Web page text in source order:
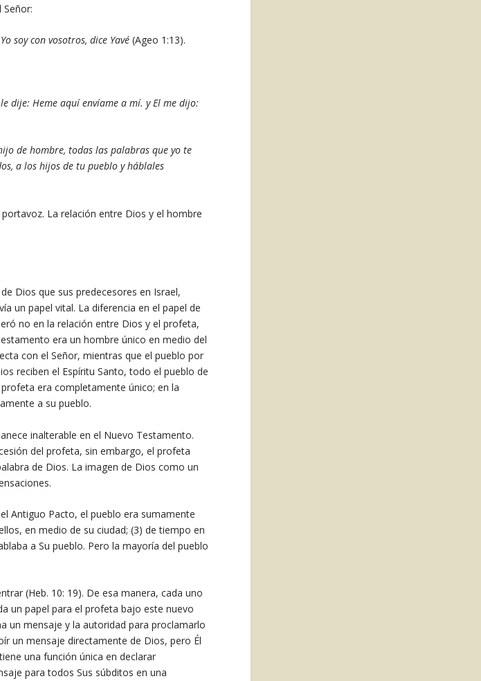
soy con vosotros, dice Yavé(Ageo 1:13).
dije: Heme aquí envíame a mí. y El me dijo:
de hombre, todas las palabras que yo te
a los hijos de tu pueblo y háblales
La relación entre Dios y el hombre
Dios que sus predecesores en Israel,
un papel vital. La diferencia en el papel de
no en la relación entre Dios y el profeta,
era un hombre único en medio del
con el Señor, mientras que el pueblo por
reciben el Espíritu Santo, todo el pueblo de
era completamente único; en la
a su pueblo.
inalterable en el Nuevo Testamento.
del profeta, sin embargo, el profeta
de Dios. La imagen de Dios como un
Antiguo Pacto, el pueblo era sumamente
en medio de su ciudad; (3) de tiempo en
a Su pueblo. Pero la mayoría del pueblo
(Heb. 10: 19). De esa manera, cada uno
un papel para el profeta bajo este nuevo
un mensaje y la autoridad para proclamarlo
un mensaje directamente de Dios, pero Él
una función única en declarar
para todos Sus súbditos en una